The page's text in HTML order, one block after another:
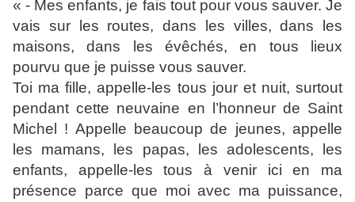
« - Mes enfants, je fais tout pour vous sauver. Je
vais sur les routes, dans les villes, dans les
maisons, dans les évêchés, en tous lieux
pourvu que je puisse vous sauver.
Toi ma fille, appelle-les tous jour et nuit, surtout
pendant cette neuvaine en l’honneur de Saint
Michel ! Appelle beaucoup de jeunes, appelle
les mamans, les papas, les adolescents, les
enfants, appelle-les tous à venir ici en ma
présence parce que moi avec ma puissance,